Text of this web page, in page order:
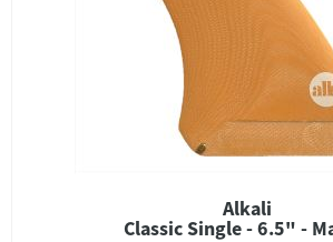
Alkali
Classic Single - 6.5" -